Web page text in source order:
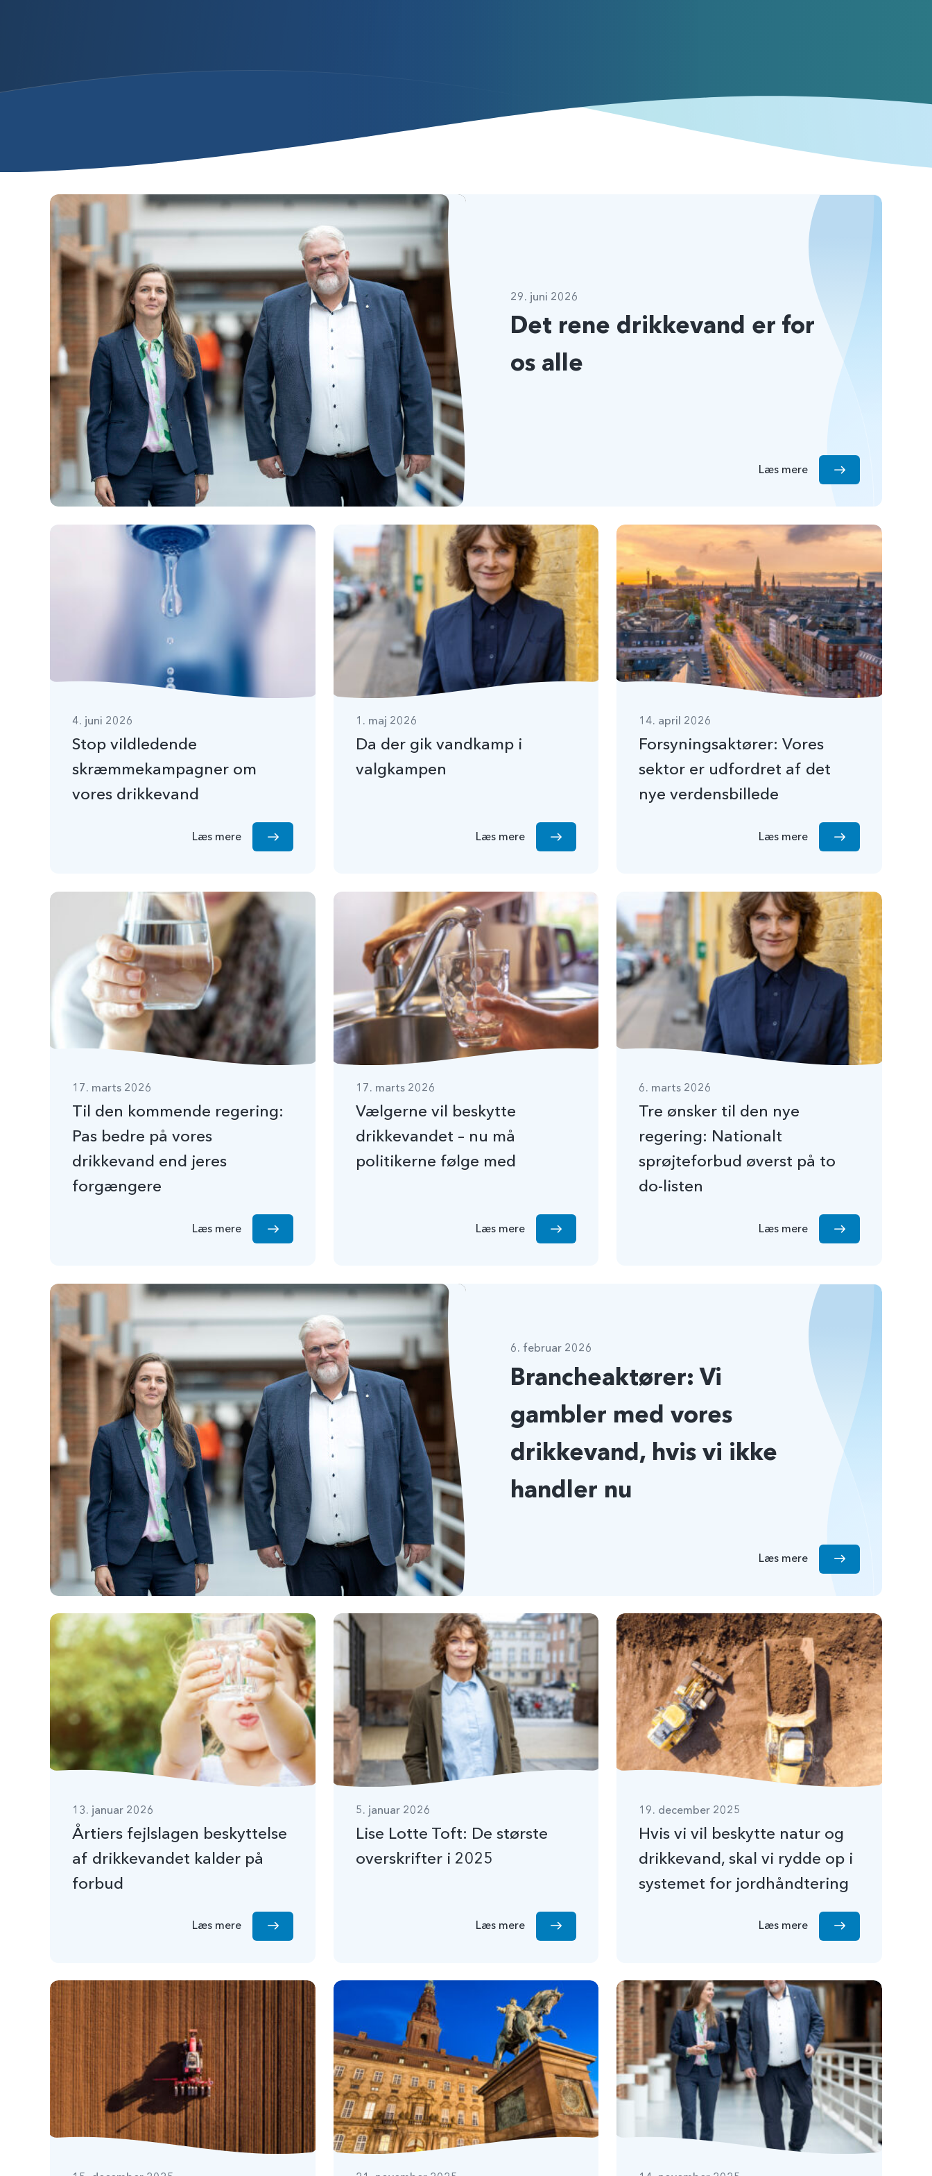
29. juni 2026
Det rene drikkevand er for
os alle
Læs mere
4. juni 2026
Stop vildledende
skræmmekampagner om
vores drikkevand
Læs mere
1. maj 2026
Da der gik vandkamp i
valgkampen
Læs mere
14. april 2026
Forsyningsaktører: Vores
sektor er udfordret af det
nye verdensbillede
Læs mere
17. marts 2026
Til den kommende regering:
Pas bedre på vores
drikkevand end jeres
forgængere
Læs mere
17. marts 2026
Vælgerne vil beskytte
drikkevandet – nu må
politikerne følge med
Læs mere
6. marts 2026
Tre ønsker til den nye
regering: Nationalt
sprøjteforbud øverst på to
do-listen
Læs mere
6. februar 2026
Brancheaktører: Vi
gambler med vores
drikkevand, hvis vi ikke
handler nu
Læs mere
13. januar 2026
Årtiers fejlslagen beskyttelse
af drikkevandet kalder på
forbud
Læs mere
5. januar 2026
Lise Lotte Toft: De største
overskrifter i 2025
Læs mere
19. december 2025
Hvis vi vil beskytte natur og
drikkevand, skal vi rydde op i
systemet for jordhåndtering
Læs mere